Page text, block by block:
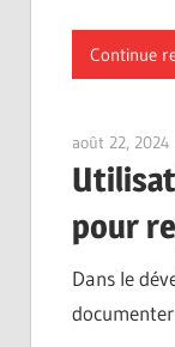
Continue
août 22, 2024
pour
Dans le